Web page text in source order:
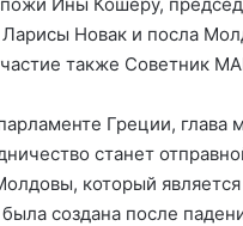
Новак и посла
также Советник
Греции, глава
станет
который является
создана после